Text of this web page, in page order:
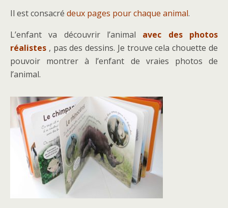
Il est consacré deux pages pour chaque animal.
L’enfant va découvrir l’animal avec des photos
réalistes , pas des dessins. Je trouve cela chouette de
pouvoir montrer à l’enfant de vraies photos de
l’animal.